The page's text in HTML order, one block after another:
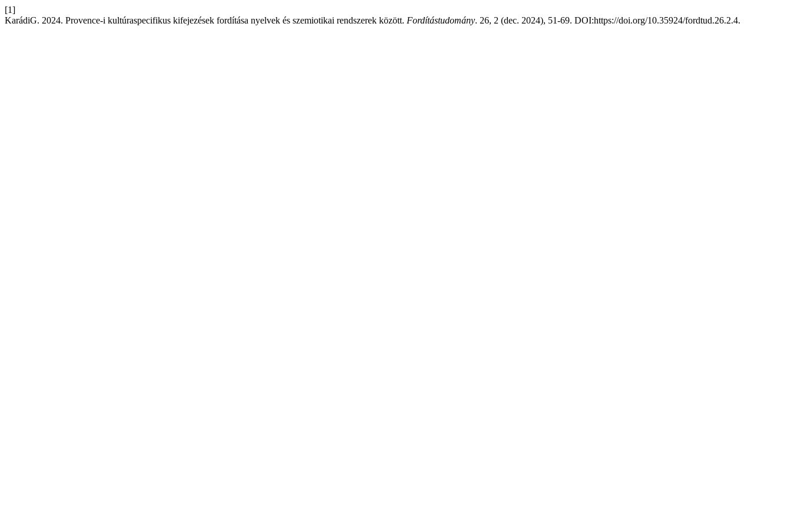
[1]
KarádiG. 2024. Provence-i kultúraspecifikus kifejezések fordítása nyelvek és szemiotikai rendszerek között. Fordítástudomány. 26, 2 (dec. 2024), 51-69. DOI:https://doi.org/10.35924/fordtud.26.2.4.